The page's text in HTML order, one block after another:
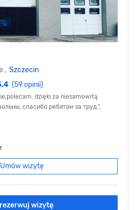
, Szczecin
(59 opinii)
dzięki za niesamowitą
спасибо ребятам за труд.",
Umów wizytę
wizytę